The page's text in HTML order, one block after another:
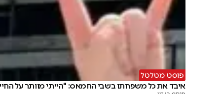
פוסט מטלטל
איבד את כל משפחתו בשבי החמאס: "הייתי מוותר על